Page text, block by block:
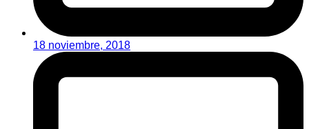
18 noviembre, 2018